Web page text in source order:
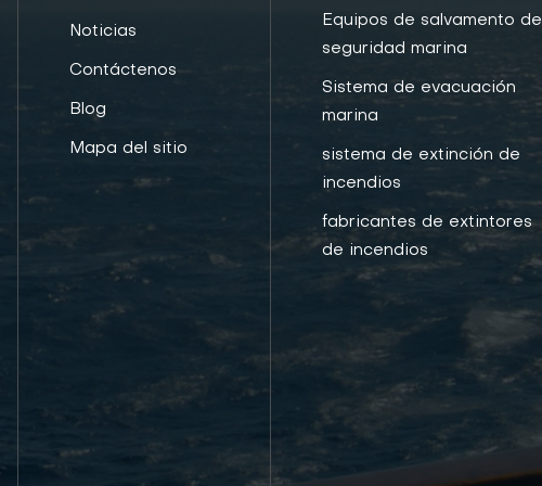
Noticias
Contáctenos
Blog
Mapa del sitio
Equipos de salvamento de
seguridad marina
Sistema de evacuación
marina
sistema de extinción de
incendios
fabricantes de extintores
de incendios